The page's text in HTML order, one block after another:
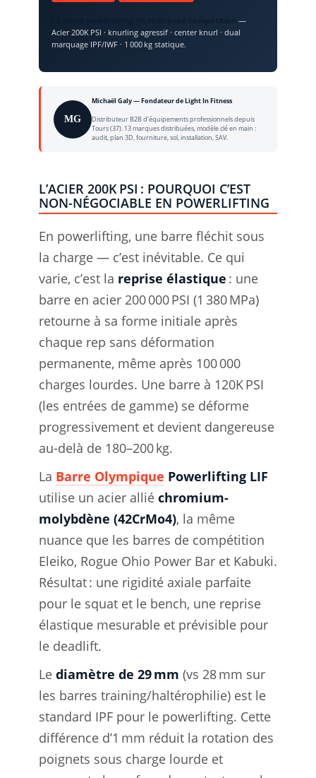
—
Acier 200K PSI · knurling agressif · center knurl · dual
marquage IPF/IWF · 1 000 kg statique.
MG
Michaël Galy — Fondateur de Light In Fitness
Distributeur B2B d’équipements professionnels depuis
Tours (37). 13 marques distribuées, modèle clé en main :
audit, plan 3D, fourniture, sol, installation, SAV.
L’ACIER 200K PSI : POURQUOI C’EST
NON-NÉGOCIABLE EN POWERLIFTING
En powerlifting, une barre fléchit sous
la charge — c’est inévitable. Ce qui
varie, c’est la reprise élastique : une
barre en acier 200 000 PSI (1 380 MPa)
retourne à sa forme initiale après
chaque rep sans déformation
permanente, même après 100 000
charges lourdes. Une barre à 120K PSI
(les entrées de gamme) se déforme
progressivement et devient dangereuse
au-delà de 180–200 kg.
La Barre Olympique Powerlifting LIF
utilise un acier allié chromium-
molybdène (42CrMo4), la même
nuance que les barres de compétition
Eleiko, Rogue Ohio Power Bar et Kabuki.
Résultat : une rigidité axiale parfaite
pour le squat et le bench, une reprise
élastique mesurable et prévisible pour
le deadlift.
Le diamètre de 29 mm (vs 28 mm sur
les barres training/haltérophilie) est le
standard IPF pour le powerlifting. Cette
différence d’1 mm réduit la rotation des
poignets sous charge lourde et